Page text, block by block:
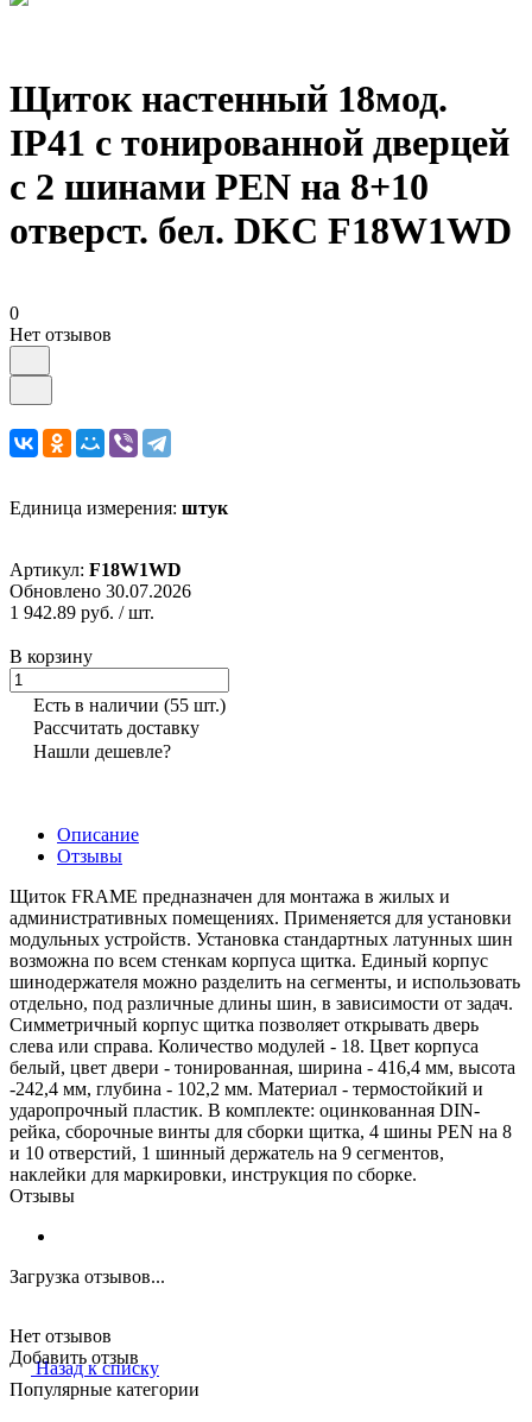
Щиток настенный 18мод.
IP41 с тонированной дверцей
с 2 шинами PEN на 8+10
отверст. бел. DKC F18W1WD
0
Нет отзывов
Единица измерения: штук
Артикул: F18W1WD
Обновлено 30.07.2026
1 942.89 руб. / шт.
В корзину
Есть в наличии (55 шт.)
Рассчитать доставку
Нашли дешевле?
Описание
Отзывы
Щиток FRAME предназначен для монтажа в жилых и
административных помещениях. Применяется для установки
модульных устройств. Установка стандартных латунных шин
возможна по всем стенкам корпуса щитка. Единый корпус
шинодержателя можно разделить на сегменты, и использовать
отдельно, под различные длины шин, в зависимости от задач.
Симметричный корпус щитка позволяет открывать дверь
слева или справа. Количество модулей - 18. Цвет корпуса
белый, цвет двери - тонированная, ширина - 416,4 мм, высота
-242,4 мм, глубина - 102,2 мм. Материал - термостойкий и
ударопрочный пластик. В комплекте: оцинкованная DIN-
рейка, сборочные винты для сборки щитка, 4 шины PEN на 8
и 10 отверстий, 1 шинный держатель на 9 сегментов,
наклейки для маркировки, инструкция по сборке.
Отзывы
Загрузка отзывов...
Нет отзывов
Добавить отзыв
Назад к списку
Популярные категории